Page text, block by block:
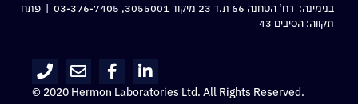
בנימינה: רח‘ הטחנה 66 ת.ד 23 מיקוד 3055001,
03-376-7405 | פתח
תקווה: הסיבים 43
© 2020 Hermon Laboratories Ltd. All Rights Reserved.